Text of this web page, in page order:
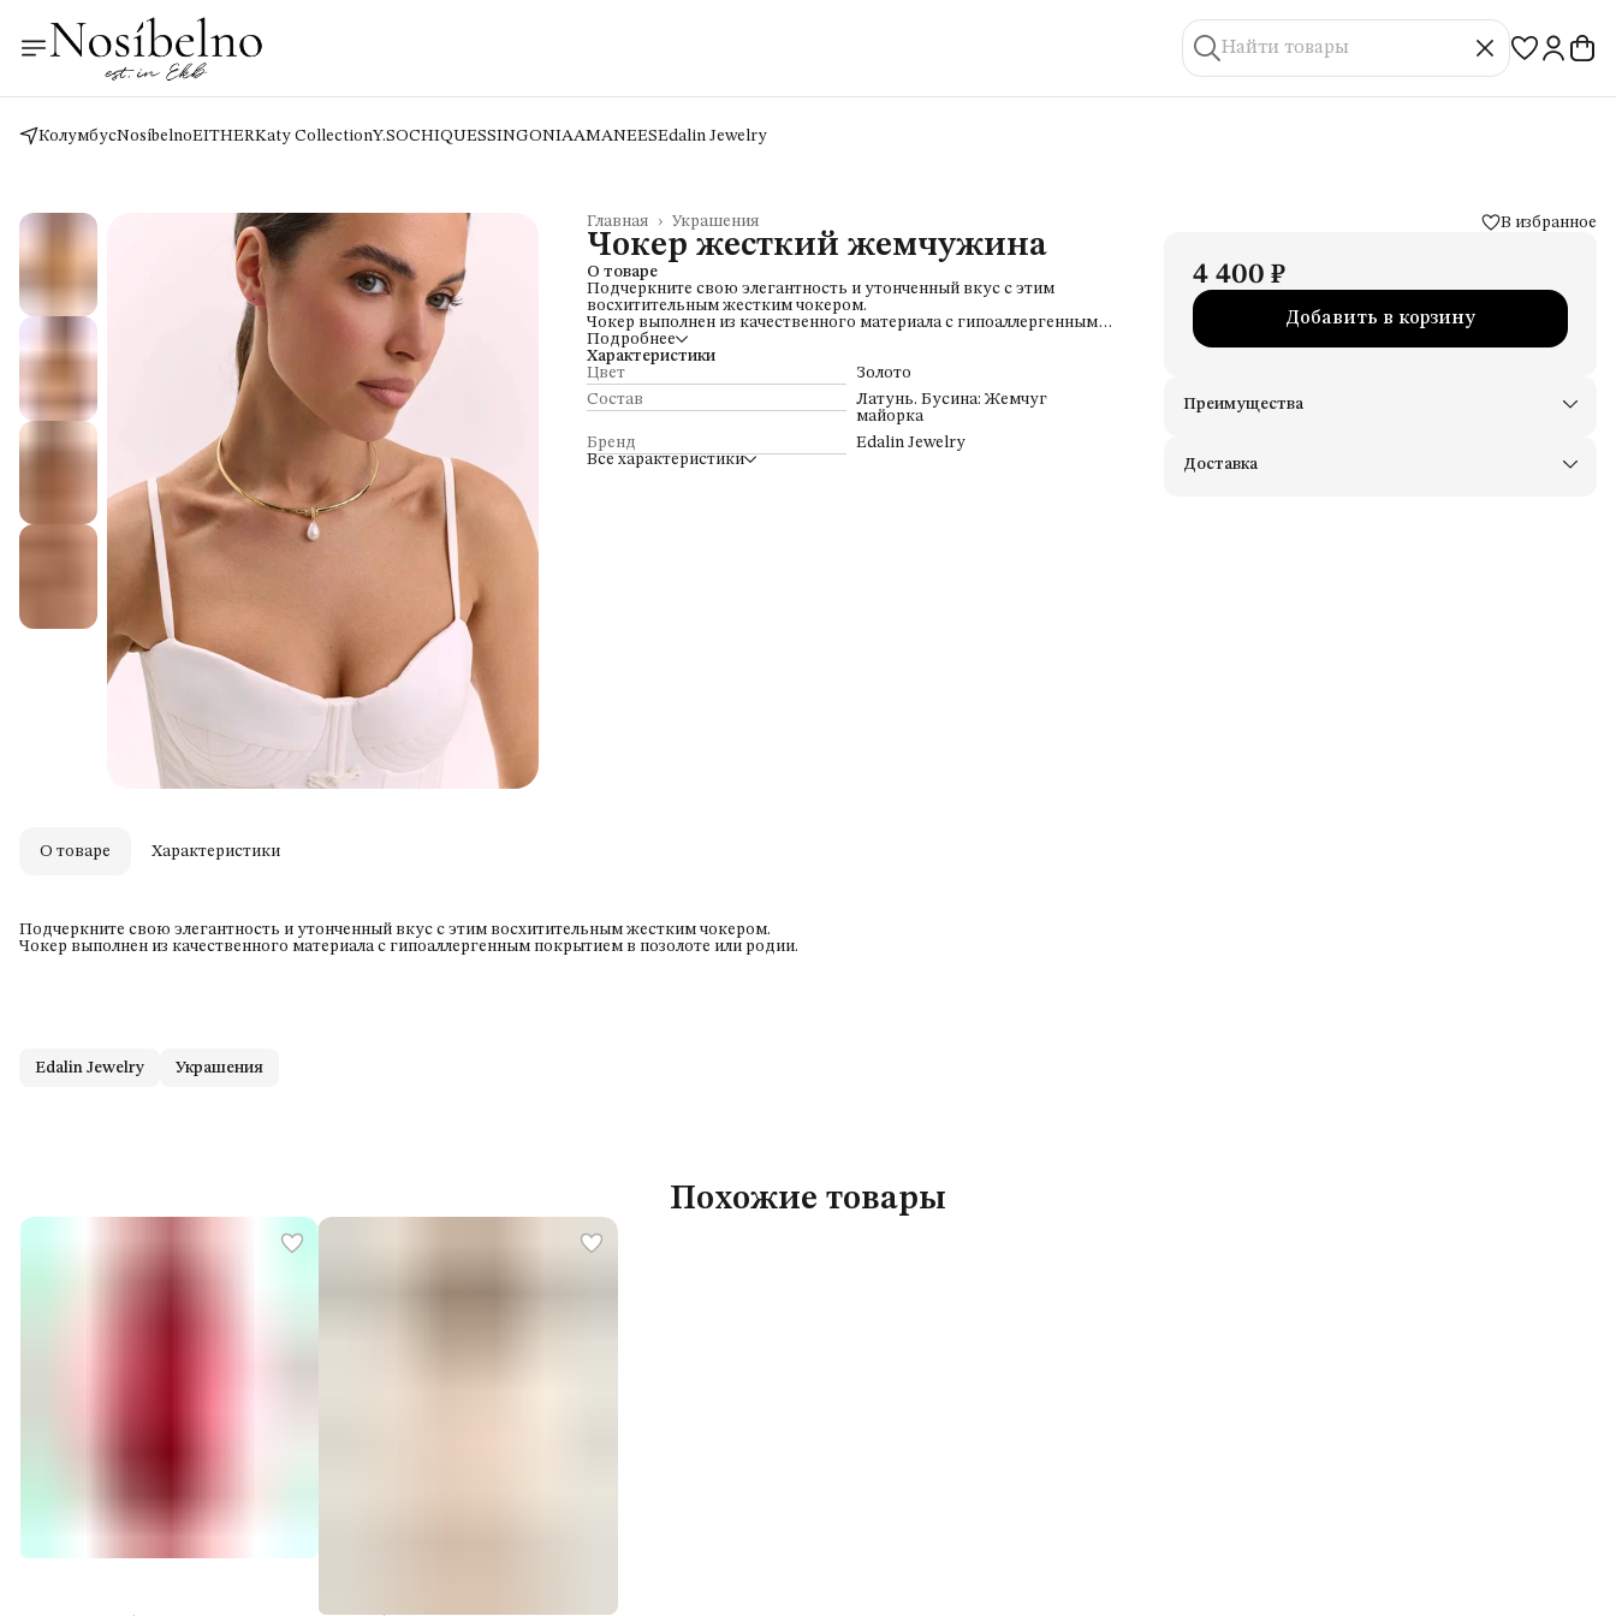
КолумбусNosíbelnoEITHERKaty CollectionY.SOCHIQUESSINGONIAAMANEESEdalin Jewelry
Украшения
Главная ›
Чокер жесткий жемчужина
О товаре
Подчеркните свою элегантность и утонченный вкус с этим
восхитительным жестким чокером.
Чокер выполнен из качественного материала с гипоаллергенным
покрытием в позолоте или родии.
Подробнее
Характеристики
Цвет
Золото
Состав
Латунь. Бусина: Жемчуг
майорка
Бренд
Edalin Jewelry
Все характеристики
В избранное
4 400 ₽
Добавить в корзину
Преимущества
Оплата — картой, СБП или наличными
Доставка
О товаре Характеристики
Подчеркните свою элегантность и утонченный вкус с этим восхитительным жестким чокером.
Чокер выполнен из качественного материала с гипоаллергенным покрытием в позолоте или родии.
Edalin Jewelry Украшения
Похожие товары